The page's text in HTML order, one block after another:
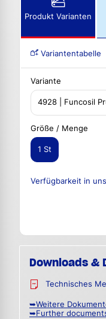
Produkt Varianten
Variantentabelle
Variante
4928 | Funcosil
Größe / Menge
1 St
Verfügbarkeit in
Downloads &
Technisches
➥Weitere
➥Further